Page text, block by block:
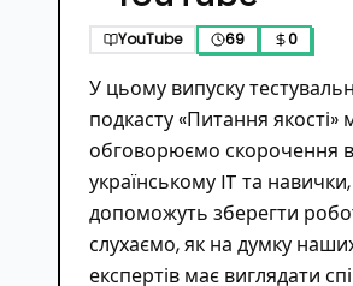
YouTube 69 0
У цьому випуску
подкасту «Питання якості»
обговорюємо скорочення в
українському IT та навички,
допоможуть зберегти
слухаємо, як на думку
експертів має виглядати